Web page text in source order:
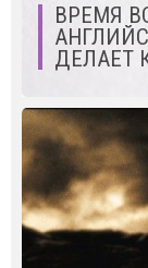
ВРЕМЯ
ДЕЛАЕТ